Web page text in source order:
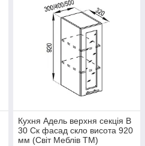
Кухня Адель верхня секція В
30 Ск фасад скло висота 920
мм (Світ Меблів ТМ)